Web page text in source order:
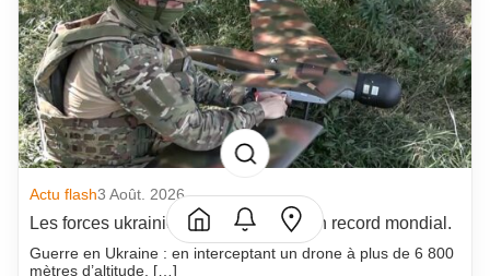
Actu flash3 Août. 2026
Les forces ukrainiennes établissent un record mondial.
Guerre en Ukraine : en interceptant un drone à plus de 6 800
mètres d’altitude, […]